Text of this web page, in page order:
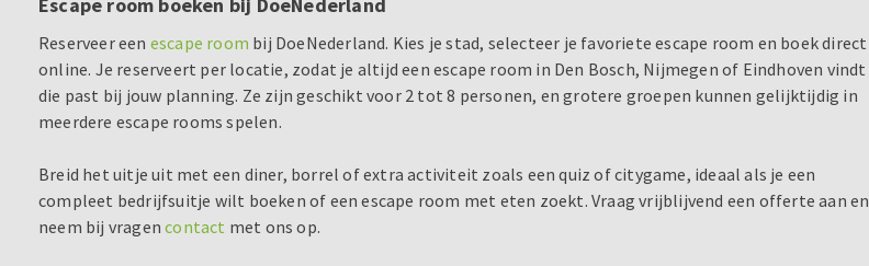
Reserveer een escape room bij DoeNederland. Kies je stad, selecteer je favoriete escape room en boek direct
online. Je reserveert per locatie, zodat je altijd een escape room in Den Bosch, Nijmegen of Eindhoven vindt
die past bij jouw planning. Ze zijn geschikt voor 2 tot 8 personen, en grotere groepen kunnen gelijktijdig in
meerdere escape rooms spelen.
Breid het uitje uit met een diner, borrel of extra activiteit zoals een quiz of citygame, ideaal als je een
compleet bedrijfsuitje wilt boeken of een escape room met eten zoekt. Vraag vrijblijvend een offerte aan en
neem bij vragencontact met ons op.